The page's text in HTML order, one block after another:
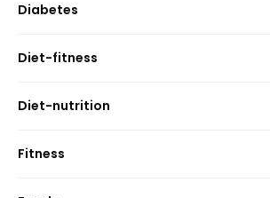
Diabetes
Diet-fitness
Diet-nutrition
Fitness